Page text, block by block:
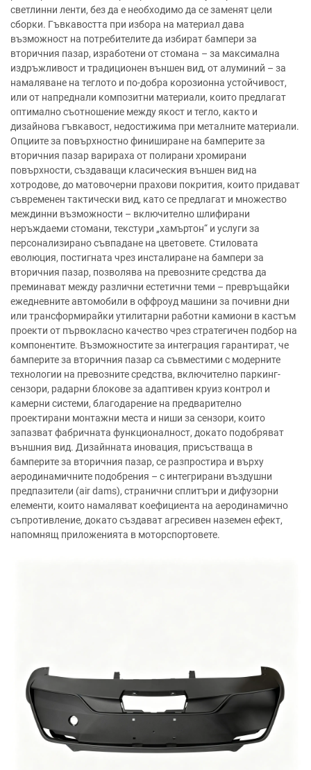
светлинни ленти, без да е необходимо да се заменят цели
сборки. Гъвкавостта при избора на материал дава
възможност на потребителите да избират бампери за
вторичния пазар, изработени от стомана – за максимална
издръжливост и традиционен външен вид, от алуминий – за
намаляване на теглото и по-добра корозионна устойчивост,
или от напреднали композитни материали, които предлагат
оптимално съотношение между якост и тегло, както и
дизайнова гъвкавост, недостижима при металните материали.
Опциите за повърхностно финиширане на бамперите за
вторичния пазар варираха от полирани хромирани
повърхности, създаващи класическия външен вид на
хотродове, до матовочерни прахови покрития, които придават
съвременен тактически вид, като се предлагат и множество
междинни възможности – включително шлифирани
неръждаеми стомани, текстури „хамъртон“ и услуги за
персонализирано съвпадане на цветовете. Стиловата
еволюция, постигната чрез инсталиране на бампери за
вторичния пазар, позволява на превозните средства да
преминават между различни естетични теми – превръщайки
ежедневните автомобили в оффроуд машини за почивни дни
или трансформирайки утилитарни работни камиони в кастъм
проекти от първокласно качество чрез стратегичен подбор на
компонентите. Възможностите за интеграция гарантират, че
бамперите за вторичния пазар са съвместими с модерните
технологии на превозните средства, включително паркинг-
сензори, радарни блокове за адаптивен круиз контрол и
камерни системи, благодарение на предварително
проектирани монтажни места и ниши за сензори, които
запазват фабричната функционалност, докато подобряват
външния вид. Дизайнната иновация, присъстваща в
бамперите за вторичния пазар, се разпростира и върху
аеродинамичните подобрения – с интегрирани въздушни
предпазители (air dams), странични сплитъри и дифузорни
елементи, които намаляват коефициента на аеродинамично
съпротивление, докато създават агресивен наземен ефект,
напомнящ приложенията в моторспортовете.